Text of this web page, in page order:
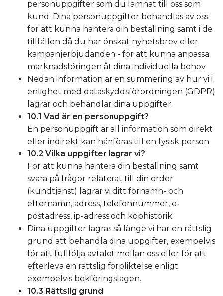
personuppgifter som du lämnat till oss som
kund. Dina personuppgifter behandlas av oss
för att kunna hantera din beställning samt i de
tillfällen då du har önskat nyhetsbrev eller
kampanjerbjudanden - för att kunna anpassa
marknadsföringen åt dina individuella behov.
Nedan information är en summering av hur vi i
enlighet med dataskyddsförordningen (GDPR)
lagrar och behandlar dina uppgifter.
10.1 Vad är en personuppgift?
En personuppgift är all information som direkt
eller indirekt kan hänföras till en fysisk person.
10.2 Vilka uppgifter lagrar vi?
För att kunna hantera din beställning samt
svara på frågor relaterat till din order
(kundtjänst) lagrar vi ditt förnamn- och
efternamn, adress, telefonnummer, e-
postadress, ip-adress och köphistorik.
Dina uppgifter lagras så länge vi har en rättslig
grund att behandla dina uppgifter, exempelvis
för att fullfölja avtalet mellan oss eller för att
efterleva en rättslig förpliktelse enligt
exempelvis bokföringslagen.
10.3 Rättslig grund